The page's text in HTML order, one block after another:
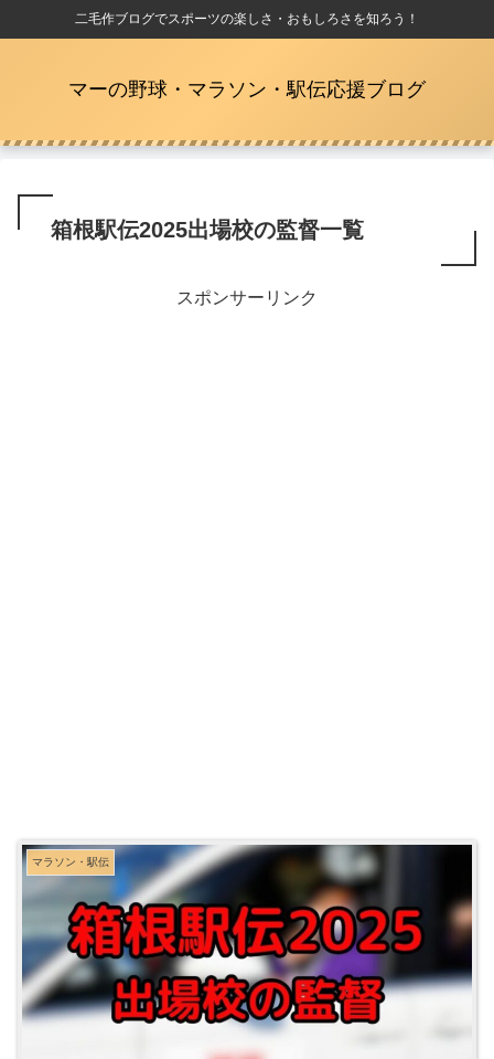
二毛作ブログでスポーツの楽しさ・おもしろさを知ろう！
マーの野球・マラソン・駅伝応援ブログ
箱根駅伝2025出場校の監督一覧
スポンサーリンク
マラソン・駅伝